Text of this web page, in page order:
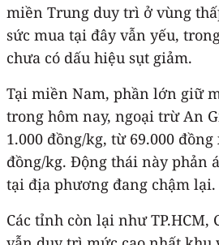
miền Trung duy trì ở vùng
sức mua tại đây vẫn yếu,
chưa có dấu hiệu sụt giảm.
Tại miền Nam, phần lớn giữ
trong hôm nay, ngoại trừ An
1.000 đồng/kg, từ 69.000 đồng
đồng/kg. Động thái này phản
tại địa phương đang chậm lại.
Các tỉnh còn lại như TP.HCM,